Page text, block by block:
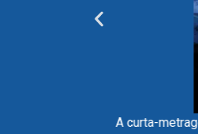
A curta-